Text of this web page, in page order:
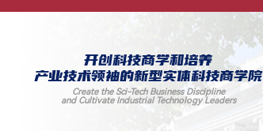
开创科技商学和培养
产业技术领袖的新型实体科技商学院
Create the Sci-Tech Business Discipline
and Cultivate Industrial Technology Leaders